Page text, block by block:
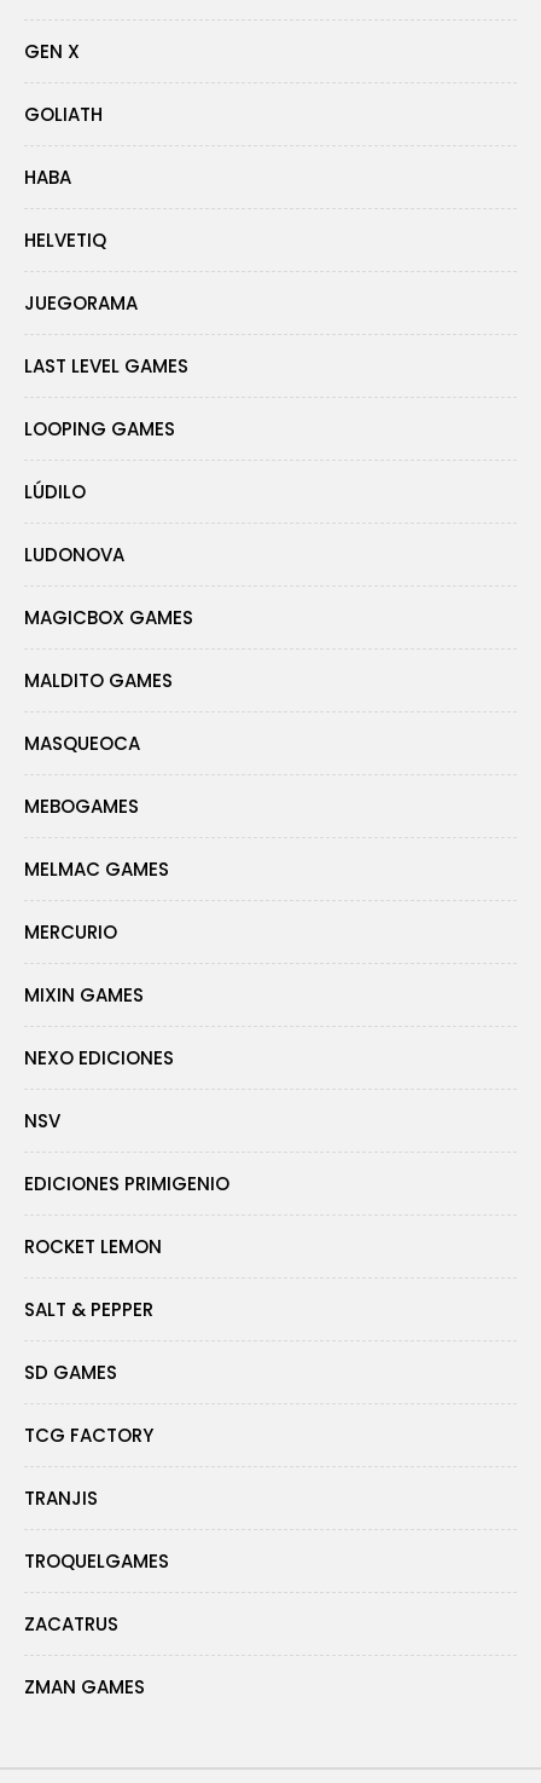
GEN X
GOLIATH
HABA
HELVETIQ
JUEGORAMA
LAST LEVEL GAMES
LOOPING GAMES
LÚDILO
LUDONOVA
MAGICBOX GAMES
MALDITO GAMES
MASQUEOCA
MEBOGAMES
MELMAC GAMES
MERCURIO
MIXIN GAMES
NEXO EDICIONES
NSV
EDICIONES PRIMIGENIO
ROCKET LEMON
SALT & PEPPER
SD GAMES
TCG FACTORY
TRANJIS
TROQUELGAMES
ZACATRUS
ZMAN GAMES